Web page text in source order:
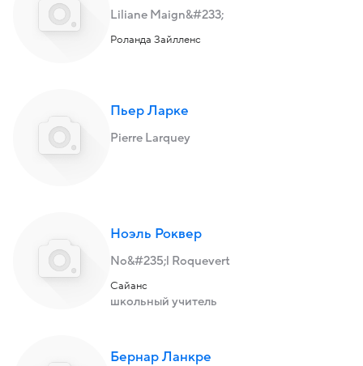
Liliane Maign&#233;
Роланда Зайлленс
Пьер Ларке
Pierre Larquey
Ноэль Роквер
No&#235;l Roquevert
Сайанс
школьный учитель
Бернар Ланкре